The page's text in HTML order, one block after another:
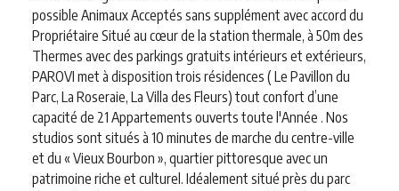
possible Animaux Acceptés sans supplément avec accord du
Propriétaire Situé au cœur de la station thermale, à 50m des
Thermes avec des parkings gratuits intérieurs et extérieurs,
PAROVI met à disposition trois résidences ( Le Pavillon du
Parc, La Roseraie, La Villa des Fleurs) tout confort d’une
capacité de 21 Appartements ouverts toute l'Année . Nos
studios sont situés à 10 minutes de marche du centre-ville
et du « Vieux Bourbon », quartier pittoresque avec un
patrimoine riche et culturel. Idéalement situé près du parc